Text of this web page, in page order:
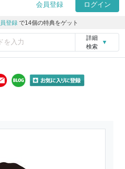
会員登録 ログイン
登録 で14個の特典をゲット
詳細
検索
▼